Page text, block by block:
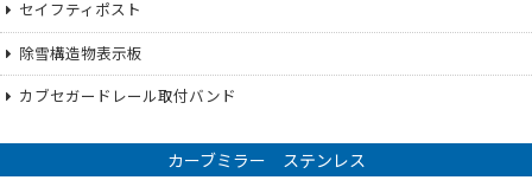
セイフティポスト
除雪構造物表示板
カブセガードレール取付バンド
カーブミラー ステンレス